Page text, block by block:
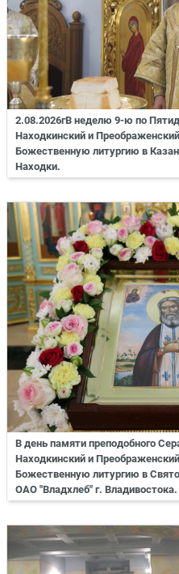
2.08.2026гВ неделю 9-ю по
Находкинский и
Божественную литургию в
Находки.
В день памяти преподобного
Находкинский и
Божественную литургию в
ОАО "Владхлеб" г. Владивостока.